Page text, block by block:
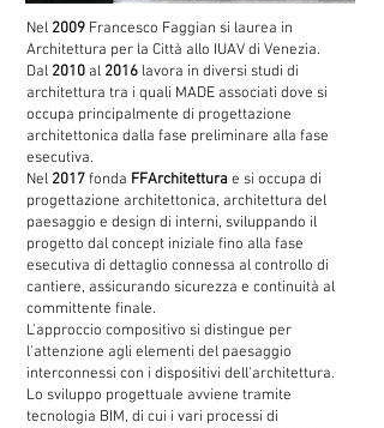
Nel 2009 Francesco Faggian si laurea in
Architettura per la Città allo IUAV di Venezia.
Dal 2010 al 2016 lavora in diversi studi di
architettura tra i quali MADE associati dove si
occupa principalmente di progettazione
architettonica dalla fase preliminare alla fase
esecutiva.
Nel 2017fonda FFArchitettura e si occupa di
progettazione architettonica, architettura del
paesaggio e design di interni, sviluppando il
progetto dal concept iniziale fino alla fase
esecutiva di dettaglio connessa al controllo di
cantiere, assicurando sicurezza e continuità al
committente finale.
L'approccio compositivo si distingue per
l'attenzione agli elementi del paesaggio
interconnessi con i dispositivi dell'architettura.
Lo sviluppo progettuale avviene tramite
tecnologia BIM, di cui i vari processi di